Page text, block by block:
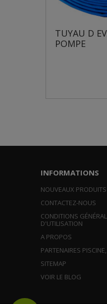
TUYAU D
INFORMATIONS
NOUVEAUX PRODUITS
CONTACTEZ-NOUS
CONDITIONS
D'UTILISATION
A PROPOS
PARTENAIRES
SITEMAP
VOIR LE BLOG